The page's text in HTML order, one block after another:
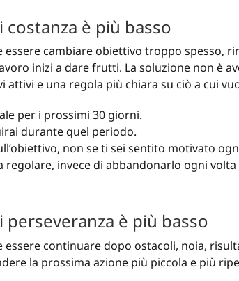
è più basso
cambiare obiettivo troppo spesso,
inizi a dare frutti. La soluzione non è
attivi e una regola più chiara su ciò a cui
per i prossimi 30 giorni.
durante quel periodo.
non se ti sei sentito motivato
regolare, invece di abbandonarlo ogni
è più basso
continuare dopo ostacoli, noia,
la prossima azione più piccola e più